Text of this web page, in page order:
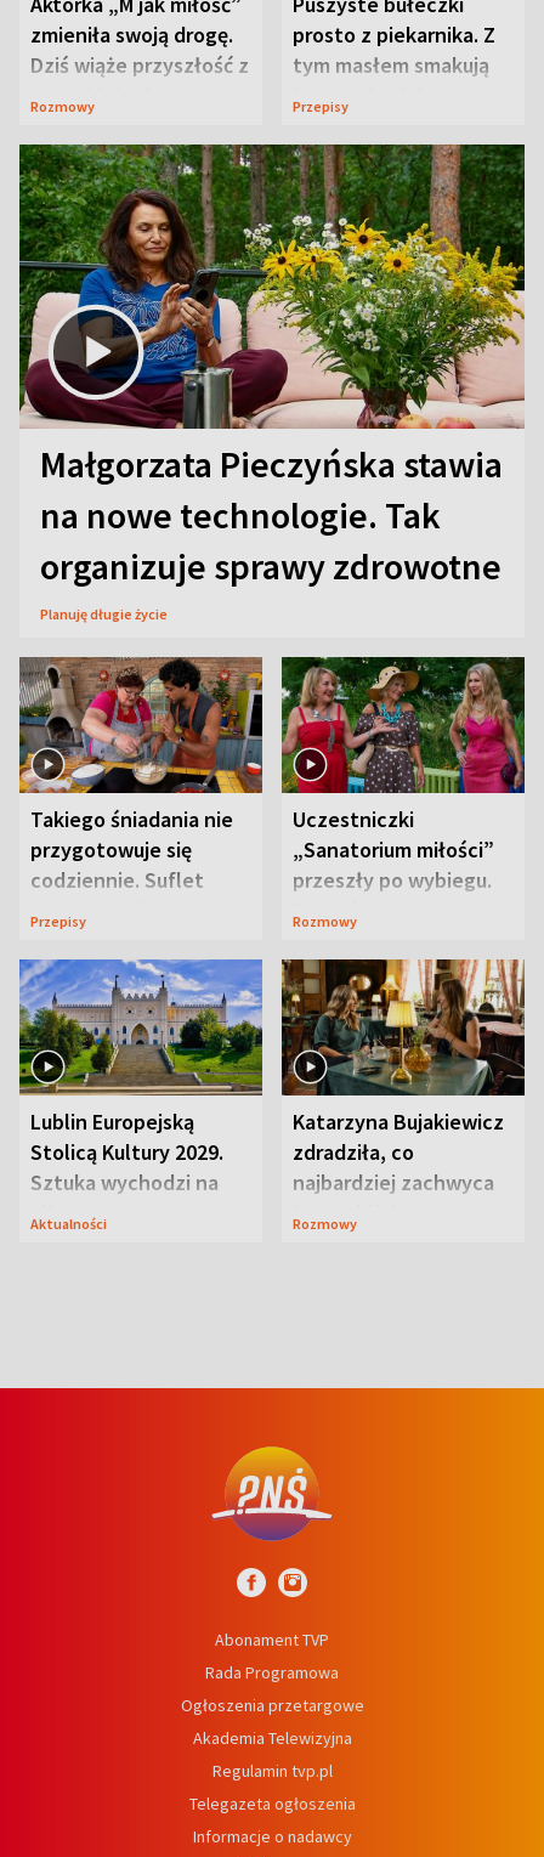
zmieniła swoją drogę.
Dziś wiąże przyszłość z
neurobiologią
Rozmowy
prosto z piekarnika. Z
tym masłem smakują
jeszcze lepiej
Przepisy
Małgorzata Pieczyńska stawia
na nowe technologie. Tak
organizuje sprawy zdrowotne
Planuję długie życie
Takiego śniadania nie
przygotowuje się
codziennie. Suflet
serowy zachwyca
Przepisy
Uczestniczki
„Sanatorium miłości”
przeszły po wybiegu.
Te stylizacje
Rozmowy
Lublin Europejską
Stolicą Kultury 2029.
Sztuka wychodzi na
ulice
Aktualności
Katarzyna Bujakiewicz
zdradziła, co
najbardziej zachwyca
ją w Lublinie
Rozmowy
Abonament TVP
Rada Programowa
Ogłoszenia przetargowe
Akademia Telewizyjna
Regulamin tvp.pl
Telegazeta ogłoszenia
Informacje o nadawcy